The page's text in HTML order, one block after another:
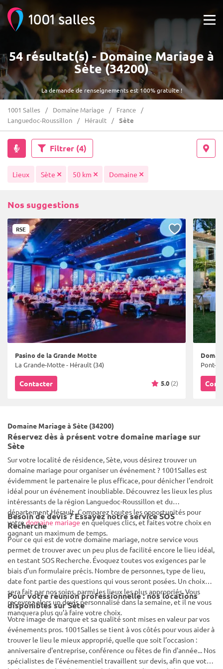
La demande de renseignements est 100% gratuite !
54 résultat(s) - Domaine Mariage à
Sète (34200)
1001 Salles Domaine Mariage
France
Languedoc-Roussillon
Hérault Sète
Filtrer (4)
Lieux Sète 50 km Domaine
Nos suggestions
RSE
Pasino de la Grande Motte
La Grande-Motte - Hérault (34)
Contacter 5.0 (2)
Pont-
Domaine Mariage à Sète (34200)
Réservez dès à présent votre domaine mariage sur
Sète
Sur votre localité de résidence, Sète, vous désirez trouver un
domaine mariage pour organiser un événement ? 1001Salles est
évidemment le partenaire le plus efficace, pour dénicher l’endroit
idéal pour un événement inoubliable. Découvrez les lieux les plus
intéressants de la région Languedoc-Roussillon et du
département Hérault. Comparez toutes les opportunités pour
votredomaine mariageen quelques clics, et faites votre choix en
gagnant un maximum de temps.
Besoin de devis ? Essayez notre service SOS
Recherche
Pour ce qui est de votre domaine mariage, notre service vous
permet de trouver avec un peu plus de facilité encore le lieu idéal,
en testant SOS Recherche. Évoquez toutes vos exigences par le
biais d’un formulaire précis. Nombre de personnes, type de lieu,
date font partie des questions qui vous seront posées. Un choix
sera fait par nos soins, parmi les lieux les plus appropriés. Vous
recevrez alors un devis personnalisé dans la semaine, et il ne vous
manquera plus qu’à faire votre choix.
Pour votre réunion professionnelle : nos locations
disponibles sur Sète
Votre image de marque et sa qualité sont mises en valeur par vos
événements pros. 1001Salles se tient à vos côtés pour vous aider à
trouver le lieu le mieux approprié, quelle que soit l’occasion :
anniversaire d'entreprise, conférence ou fêtes de fin d'année... Nos
spécialistes de l’événementiel travaillent sur devis, afin que votre